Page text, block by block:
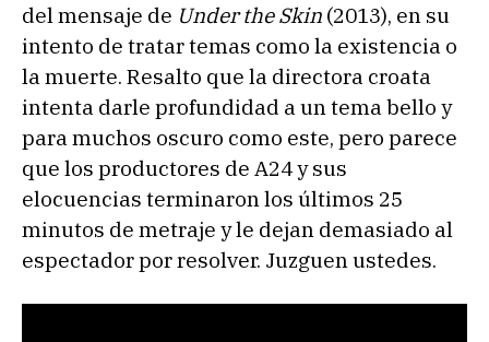
del mensaje de Under the Skin (2013), en su
intento de tratar temas como la existencia o
la muerte. Resalto que la directora croata
intenta darle profundidad a un tema bello y
para muchos oscuro como este, pero parece
que los productores de A24 y sus
elocuencias terminaron los últimos 25
minutos de metraje y le dejan demasiado al
espectador por resolver. Juzguen ustedes.